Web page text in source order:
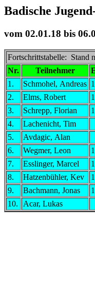
Badische
vom 02.01.18 bis
Fortschrittstabelle: Stand
Nr.
Teilnehmer
1.
Schmohel, Andreas
2.
Elms, Robert
3.
Schrepp, Florian
4.
Lachenicht, Tim
5.
Avdagic, Alan
6.
Wegmer, Leon
7.
Esslinger, Marcel
8.
Hatzenbühler, Kev
9.
Bachmann, Jonas
10.
Acar, Lukas